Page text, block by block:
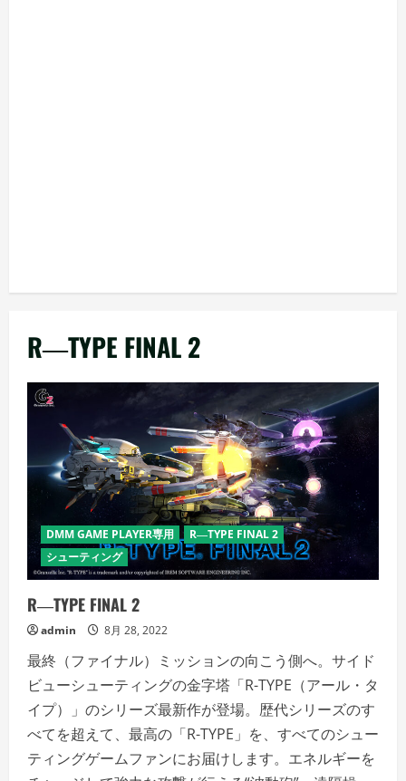
R―TYPE FINAL 2
DMM GAME PLAYER専用
R―TYPE FINAL 2
シューティング
R―TYPE FINAL 2
admin 8月 28, 2022
最終（ファイナル）ミッションの向こう側へ。サイド
ビューシューティングの金字塔「R-TYPE（アール・タ
イプ）」のシリーズ最新作が登場。歴代シリーズのす
べてを超えて、最高の「R-TYPE」を、すべてのシュー
ティングゲームファンにお届けします。エネルギーを